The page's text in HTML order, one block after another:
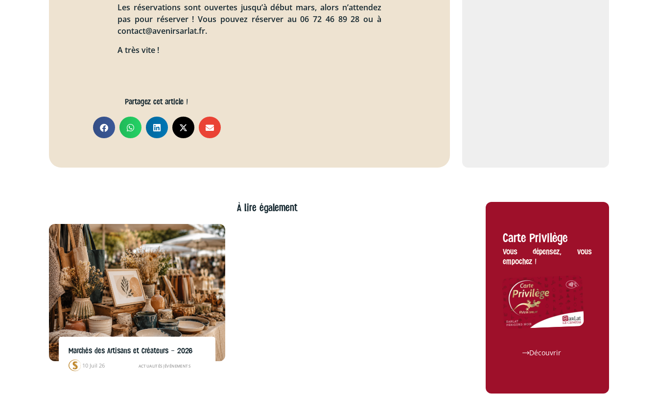
Les réservations sont ouvertes jusqu’à début mars, alors n’attendez
pas pour réserver ! Vous pouvez réserver au 06 72 46 89 28 ou à
contact@avenirsarlat.fr.
A très vite !
Partagez cet article !
À lire également
Marchés des Artisans et Créateurs – 2026
10 Juil 26 ACTUALITÉS |ÉVÉNEMENTS
Navette Estivale 2026
Carte Privilège
Vous dépensez, vous
empochez !
Découvrir